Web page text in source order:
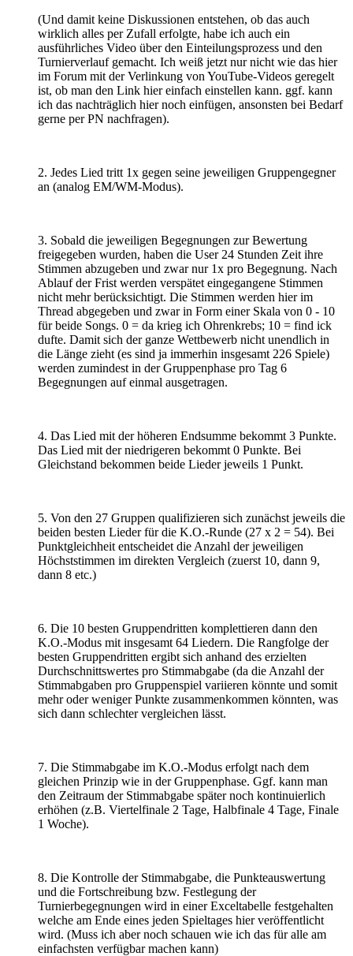
(Und damit keine Diskussionen entstehen, ob das auch
wirklich alles per Zufall erfolgte, habe ich auch ein
ausführliches Video über den Einteilungsprozess und den
Turnierverlauf gemacht. Ich weiß jetzt nur nicht wie das hier
im Forum mit der Verlinkung von YouTube-Videos geregelt
ist, ob man den Link hier einfach einstellen kann. ggf. kann
ich das nachträglich hier noch einfügen, ansonsten bei Bedarf
gerne per PN nachfragen).
2. Jedes Lied tritt 1x gegen seine jeweiligen Gruppengegner
an (analog EM/WM-Modus).
3. Sobald die jeweiligen Begegnungen zur Bewertung
freigegeben wurden, haben die User 24 Stunden Zeit ihre
Stimmen abzugeben und zwar nur 1x pro Begegnung. Nach
Ablauf der Frist werden verspätet eingegangene Stimmen
nicht mehr berücksichtigt. Die Stimmen werden hier im
Thread abgegeben und zwar in Form einer Skala von 0 - 10
für beide Songs. 0 = da krieg ich Ohrenkrebs; 10 = find ick
dufte. Damit sich der ganze Wettbewerb nicht unendlich in
die Länge zieht (es sind ja immerhin insgesamt 226 Spiele)
werden zumindest in der Gruppenphase pro Tag 6
Begegnungen auf einmal ausgetragen.
4. Das Lied mit der höheren Endsumme bekommt 3 Punkte.
Das Lied mit der niedrigeren bekommt 0 Punkte. Bei
Gleichstand bekommen beide Lieder jeweils 1 Punkt.
5. Von den 27 Gruppen qualifizieren sich zunächst jeweils die
beiden besten Lieder für die K.O.-Runde (27 x 2 = 54). Bei
Punktgleichheit entscheidet die Anzahl der jeweiligen
Höchststimmen im direkten Vergleich (zuerst 10, dann 9,
dann 8 etc.)
6. Die 10 besten Gruppendritten komplettieren dann den
K.O.-Modus mit insgesamt 64 Liedern. Die Rangfolge der
besten Gruppendritten ergibt sich anhand des erzielten
Durchschnittswertes pro Stimmabgabe (da die Anzahl der
Stimmabgaben pro Gruppenspiel variieren könnte und somit
mehr oder weniger Punkte zusammenkommen könnten, was
sich dann schlechter vergleichen lässt.
7. Die Stimmabgabe im K.O.-Modus erfolgt nach dem
gleichen Prinzip wie in der Gruppenphase. Ggf. kann man
den Zeitraum der Stimmabgabe später noch kontinuierlich
erhöhen (z.B. Viertelfinale 2 Tage, Halbfinale 4 Tage, Finale
1 Woche).
8. Die Kontrolle der Stimmabgabe, die Punkteauswertung
und die Fortschreibung bzw. Festlegung der
Turnierbegegnungen wird in einer Exceltabelle festgehalten
welche am Ende eines jeden Spieltages hier veröffentlicht
wird. (Muss ich aber noch schauen wie ich das für alle am
einfachsten verfügbar machen kann)